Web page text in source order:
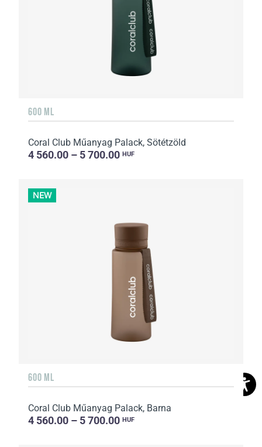
600 ML
Coral Club Műanyag Palack, Sötétzöld
4 560.00 – 5 700.00 HUF
NEW
600 ML
Coral Club Műanyag Palack, Barna
4 560.00 – 5 700.00 HUF